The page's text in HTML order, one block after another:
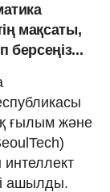
мақсаты,
ғылым және
ашылды.